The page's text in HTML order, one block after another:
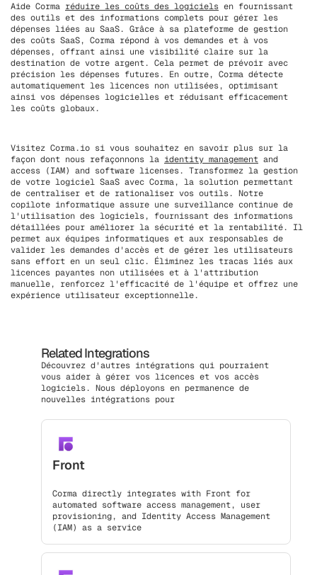
Aide Corma réduire les coûts des logiciels en fournissant
des outils et des informations complets pour gérer les
dépenses liées au SaaS. Grâce à sa plateforme de gestion
des coûts SaaS, Corma répond à vos demandes et à vos
dépenses, offrant ainsi une visibilité claire sur la
destination de votre argent. Cela permet de prévoir avec
précision les dépenses futures. En outre, Corma détecte
automatiquement les licences non utilisées, optimisant
ainsi vos dépenses logicielles et réduisant efficacement
les coûts globaux.
Visitez Corma.io si vous souhaitez en savoir plus sur la
façon dont nous refaçonnons la identity management and
access (IAM) and software licenses. Transformez la gestion
de votre logiciel SaaS avec Corma, la solution permettant
de centraliser et de rationaliser vos outils. Notre
copilote informatique assure une surveillance continue de
l'utilisation des logiciels, fournissant des informations
détaillées pour améliorer la sécurité et la rentabilité. Il
permet aux équipes informatiques et aux responsables de
valider les demandes d'accès et de gérer les utilisateurs
sans effort en un seul clic. Éliminez les tracas liés aux
licences payantes non utilisées et à l'attribution
manuelle, renforcez l'efficacité de l'équipe et offrez une
expérience utilisateur exceptionnelle.
Related Integrations
Découvrez d'autres intégrations qui pourraient
vous aider à gérer vos licences et vos accès
logiciels. Nous déployons en permanence de
nouvelles intégrations pour
Front
Corma directly integrates with Front for
automated software access management, user
provisioning, and Identity Access Management
(IAM) as a service